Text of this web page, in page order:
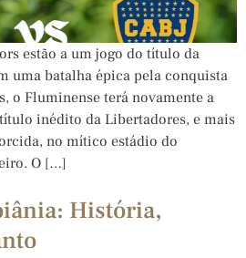
estão a um jogo do título da
uma batalha épica pela conquista
o Fluminense terá novamente a
inédito da Libertadores, e mais
no mítico estádio do
O […]
História,